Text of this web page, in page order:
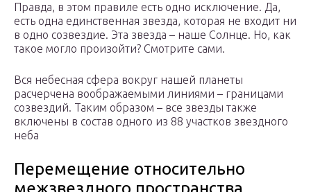
Правда, в этом правиле есть одно исключение. Да,
есть одна единственная звезда, которая не входит ни
в одно созвездие. Эта звезда – наше Солнце. Но, как
такое могло произойти? Смотрите сами.
Вся небесная сфера вокруг нашей планеты
расчерчена воображаемыми линиями – границами
созвездий. Таким образом – все звезды также
включены в состав одного из 88 участков звездного
неба
Перемещение относительно